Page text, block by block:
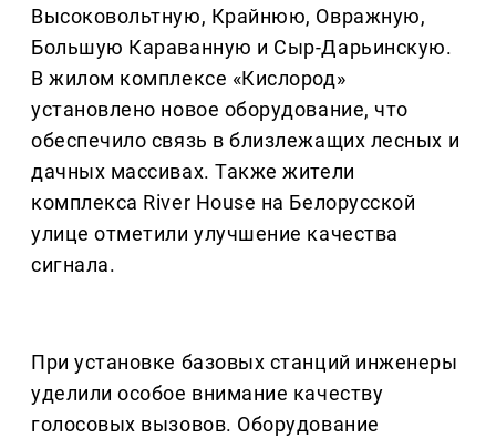
Высоковольтную, Крайнюю, Овражную,
Большую Караванную и Сыр-Дарьинскую.
В жилом комплексе «Кислород»
установлено новое оборудование, что
обеспечило связь в близлежащих лесных и
дачных массивах. Также жители
комплекса River House на Белорусской
улице отметили улучшение качества
сигнала.
При установке базовых станций инженеры
уделили особое внимание качеству
голосовых вызовов. Оборудование